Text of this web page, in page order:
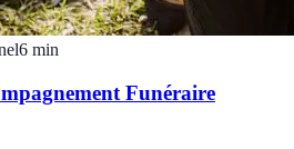
6 min
Funéraire